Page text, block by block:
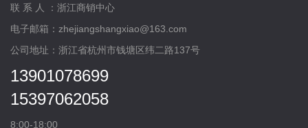
联 系 人 ：浙江商销中心
电子邮箱：zhejiangshangxiao@163.com
公司地址：浙江省杭州市钱塘区纬二路137号
13901078699
15397062058
8:00-18:00